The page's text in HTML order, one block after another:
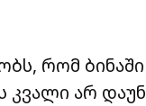
რომ ბინაში
კვალი არ